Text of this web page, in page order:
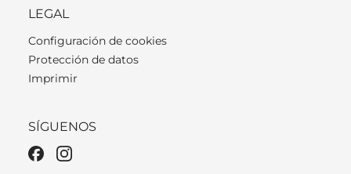
LEGAL
Configuración de cookies
Protección de datos
Imprimir
SÍGUENOS